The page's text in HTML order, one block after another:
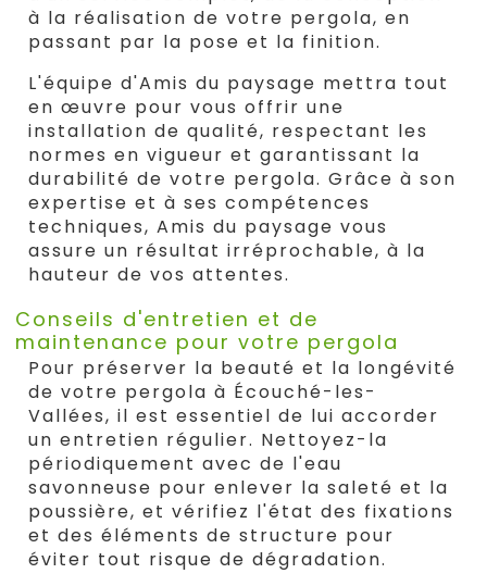
à la réalisation de votre pergola, en
passant par la pose et la finition.
L'équipe d'Amis du paysage mettra tout
en œuvre pour vous offrir une
installation de qualité, respectant les
normes en vigueur et garantissant la
durabilité de votre pergola. Grâce à son
expertise et à ses compétences
techniques, Amis du paysage vous
assure un résultat irréprochable, à la
hauteur de vos attentes.
Conseils d'entretien et de
maintenance pour votre pergola
Pour préserver la beauté et la longévité
de votre pergola à Écouché-les-
Vallées, il est essentiel de lui accorder
un entretien régulier. Nettoyez-la
périodiquement avec de l'eau
savonneuse pour enlever la saleté et la
poussière, et vérifiez l'état des fixations
et des éléments de structure pour
éviter tout risque de dégradation.